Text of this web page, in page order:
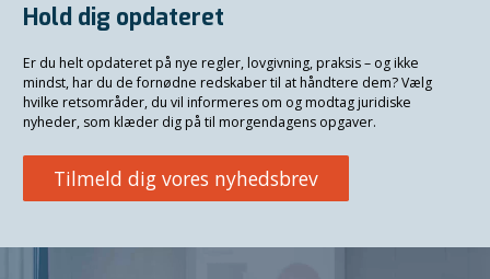
Hold dig opdateret
Er du helt opdateret på nye regler, lovgivning, praksis – og ikke
mindst, har du de fornødne redskaber til at håndtere dem? Vælg
hvilke retsområder, du vil informeres om og modtag juridiske
nyheder, som klæder dig på til morgendagens opgaver.
Tilmeld dig vores nyhedsbrev